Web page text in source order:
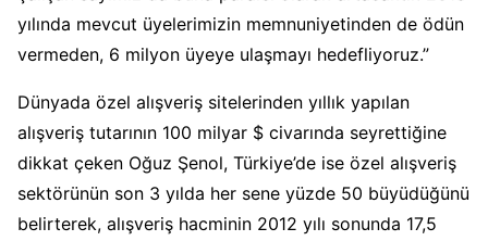
yılında mevcut üyelerimizin memnuniyetinden de ödün
vermeden, 6 milyon üyeye ulaşmayı hedefliyoruz.”
Dünyada özel alışveriş sitelerinden yıllık yapılan
alışveriş tutarının 100 milyar $ civarında seyrettiğine
dikkat çeken Oğuz Şenol, Türkiye’de ise özel alışveriş
sektörünün son 3 yılda her sene yüzde 50 büyüdüğünü
belirterek, alışveriş hacminin 2012 yılı sonunda 17,5